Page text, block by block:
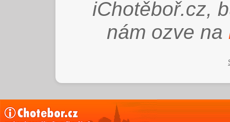
iChotěboř.cz,
nám ozve na